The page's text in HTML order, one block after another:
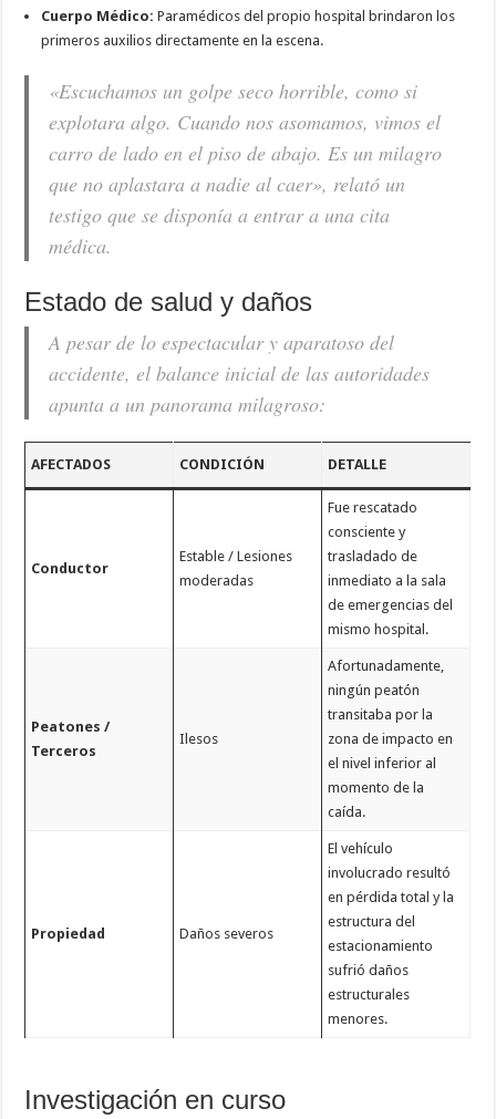
Cuerpo Médico: Paramédicos del propio hospital brindaron los
primeros auxilios directamente en la escena.
«Escuchamos un golpe seco horrible, como si
explotara algo. Cuando nos asomamos, vimos el
carro de lado en el piso de abajo. Es un milagro
que no aplastara a nadie al caer», relató un
testigo que se disponía a entrar a una cita
médica.
Estado de salud y daños
A pesar de lo espectacular y aparatoso del
accidente, el balance inicial de las autoridades
apunta a un panorama milagroso:
AFECTADOS CONDICIÓN DETALLE
Conductor
Estable / Lesiones
moderadas
Fue rescatado
consciente y
trasladado de
inmediato a la sala
de emergencias del
mismo hospital.
Peatones /
Terceros
Ilesos
Afortunadamente,
ningún peatón
transitaba por la
zona de impacto en
el nivel inferior al
momento de la
caída.
Propiedad Daños severos
El vehículo
involucrado resultó
en pérdida total y la
estructura del
estacionamiento
sufrió daños
estructurales
menores.
Investigación en curso